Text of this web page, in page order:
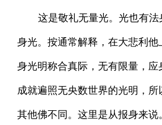
这是敬礼无量光。光也有
身光。按通常解释，在大悲利他
身光明称合真际，无有限量，
成就遍照无央数世界的光明，
其他佛不同。这里是从报身来说